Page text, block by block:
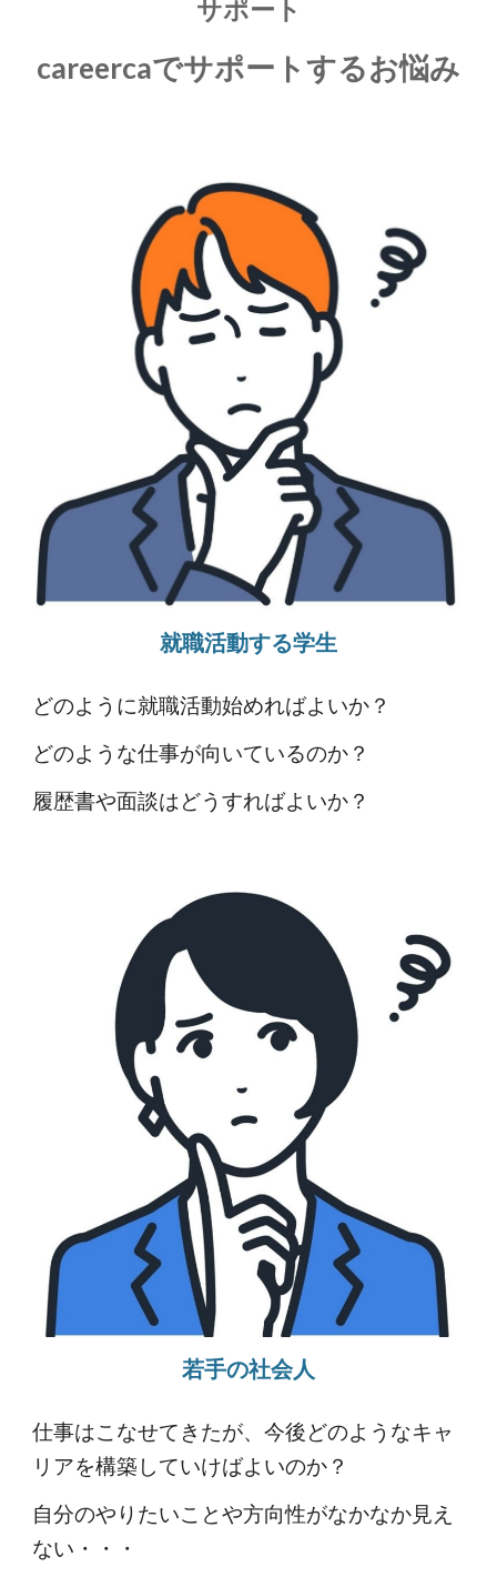
サポート
careercaでサポートするお悩み
就職活動する学生
どのように就職活動始めればよいか？
どのような仕事が向いているのか？
履歴書や面談はどうすればよいか？
若手の社会人
仕事はこなせてきたが、今後どのようなキャ
リアを構築していけばよいのか？
自分のやりたいことや方向性がなかなか見え
ない・・・